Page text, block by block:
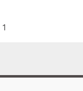
1